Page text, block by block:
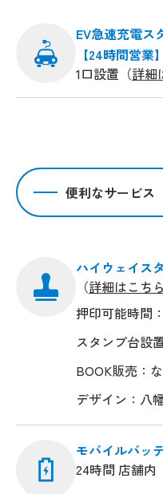
EV急速充電ス
【24時間営業】
1口設置（詳細
便利なサービス
ハイウェイス
（詳細はこちら
押印可能時間
スタンプ台設
BOOK販売：
デザイン：八
モバイルバッ
24時間 店舗内